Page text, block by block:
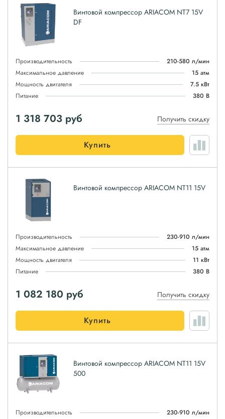
Винтовой компрессор ARIACOM NT7 15V
DF
Производительность
210-580 л/мин
Максимальное давление
15 атм
Мощность двигателя
7.5 кВт
Питание
380 В
1 318 703 руб Получить скидку
Купить
Винтовой компрессор ARIACOM NT11 15V
Производительность
230-910 л/мин
Максимальное давление
15 атм
Мощность двигателя
11 кВт
Питание
380 В
1 082 180 руб Получить скидку
Купить
Винтовой компрессор ARIACOM NT11 15V
500
Производительность
230-910 л/мин